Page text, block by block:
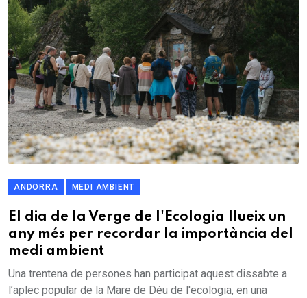
ANDORRA MEDI AMBIENT
El dia de la Verge de l'Ecologia llueix un
any més per recordar la importància del
medi ambient
Una trentena de persones han participat aquest dissabte a
l’aplec popular de la Mare de Déu de l'ecologia, en una